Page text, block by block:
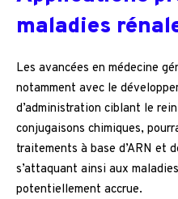
maladies
Les avancées en médecine
notamment avec le
d’administration ciblant le
conjugaisons chimiques,
traitements à base d’ARN et
s’attaquant ainsi aux
potentiellement accrue.